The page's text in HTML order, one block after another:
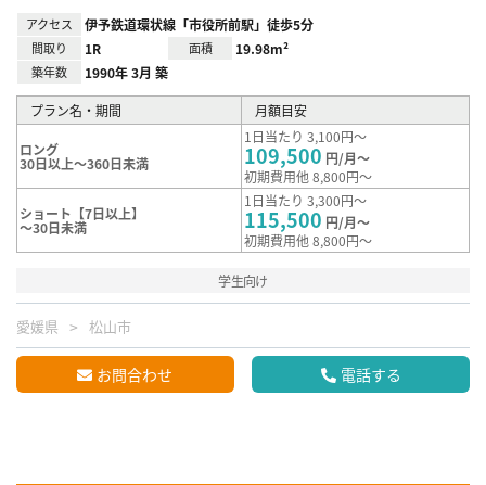
アクセス 伊予鉄道環状線「市役所前駅」徒歩5分
間取り 1R 面積 19.98m²
築年数 1990年 3月 築
プラン名・期間 月額目安
ロング
30日以上～360日未満
1日当たり 3,100円～
109,500 円/月～
初期費用他 8,800円～
ショート【7日以上】
～30日未満
1日当たり 3,300円～
115,500 円/月～
初期費用他 8,800円～
学生向け
愛媛県 松山市
お問合わせ 電話する